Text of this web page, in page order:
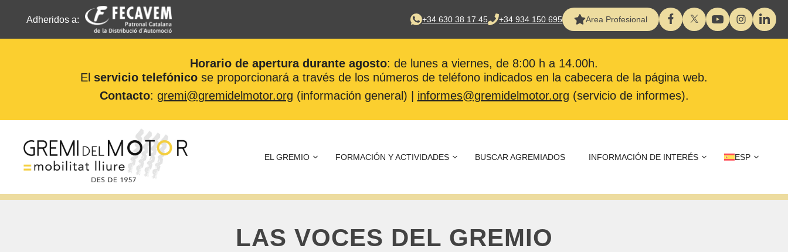
Adheridos a: +34 630 38 17 45 +34 934 150 695 Area Profesional
Horario de apertura durante agosto: de lunes a viernes, de 8:00 h a 14.00h.
El servicio telefónico se proporcionará a través de los números de teléfono indicados en la cabecera de la página web.
Contacto: gremi@gremidelmotor.org (información general) | informes@gremidelmotor.org (servicio de informes).
contenido
EL GREMIO FORMACIÓN Y ACTIVIDADES BUSCAR AGREMIADOS INFORMACIÓN DE INTERÉS ESP
LAS VOCES DEL GREMIO